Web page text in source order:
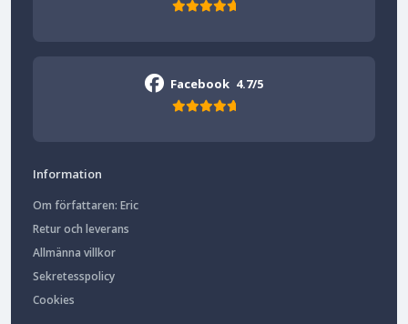
Facebook 4.7/5
Information
Om författaren: Eric
Retur och leverans
Allmänna villkor
Sekretesspolicy
Cookies